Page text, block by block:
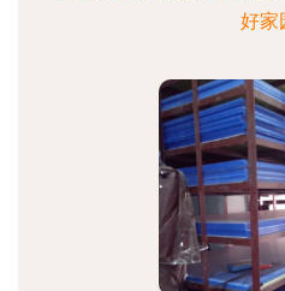
好家